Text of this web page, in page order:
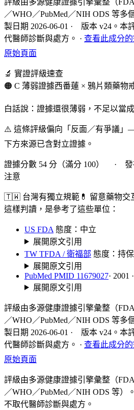
／WHO／PubMed／NIH ODS 等多
製日期 2026-06-01 · 版本 v24。本
代醫師診斷與處方。 · 查看此成分
原始頁面
🔬 實證評級速查
🟠 C 薄弱證據西番蓮 × 鴉片類藥物
白話說：證據還很薄弱，不足以當
⚠️ 這條評級偏向「反面／有爭議」
下方來源已含對立證據。
證據分數 54 分（滿分 100） · 發
注意
🇹🇼 台灣有獨立規範 💊 留意藥物交
這樣判讀，是參考了這些單位：
US FDA 態度：中立
展開原文引用
TW TFDA / 衛福部 態度：持
展開原文引用
PubMed PMID 11679027· 2001
展開原文引用
評級由多源健康證據引擎彙整（
／WHO／PubMed／NIH ODS 等多
製日期 2026-06-01 · 版本 v24。本
代醫師診斷與處方。 · 查看此成分
原始頁面
評級由多源健康證據引擎彙整（
／WHO／PubMed／NIH ODS 等）
不取代醫師診斷與處方。